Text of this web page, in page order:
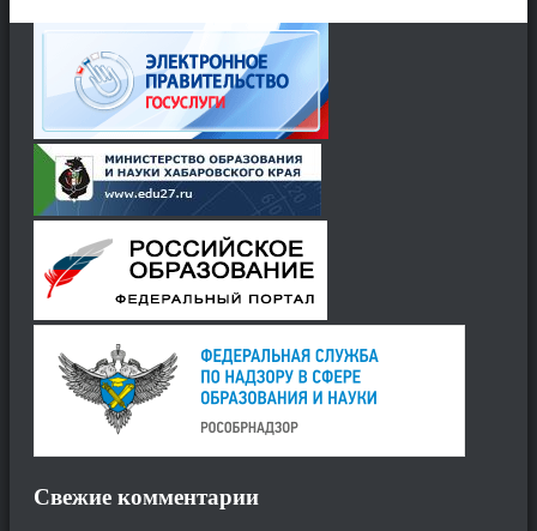
Свежие комментарии